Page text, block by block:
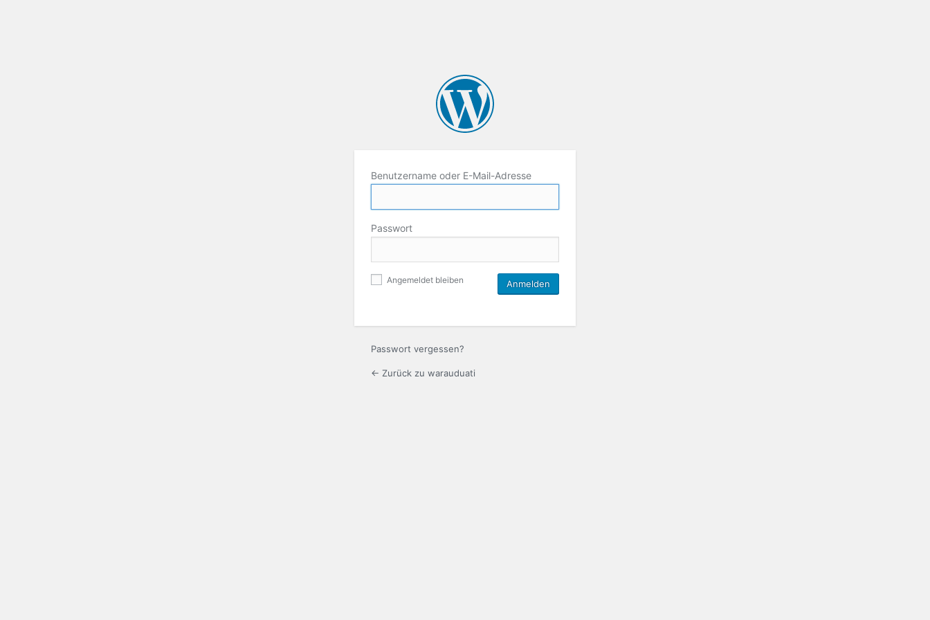
Benutzername oder E-Mail-Adresse
Passwort
Angemeldet bleiben
Passwort vergessen?
← Zurück zu warauduati